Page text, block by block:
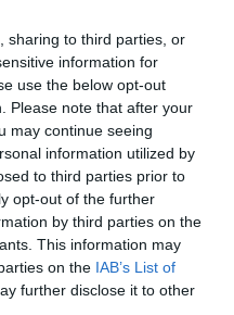
sharing to third parties, or
information for
use the below opt-out
Please note that after your
may continue seeing
information utilized by
to third parties prior to
opt-out of the further
by third parties on the
This information may
on the IAB’s List of
further disclose it to other
τελευταία νέα για